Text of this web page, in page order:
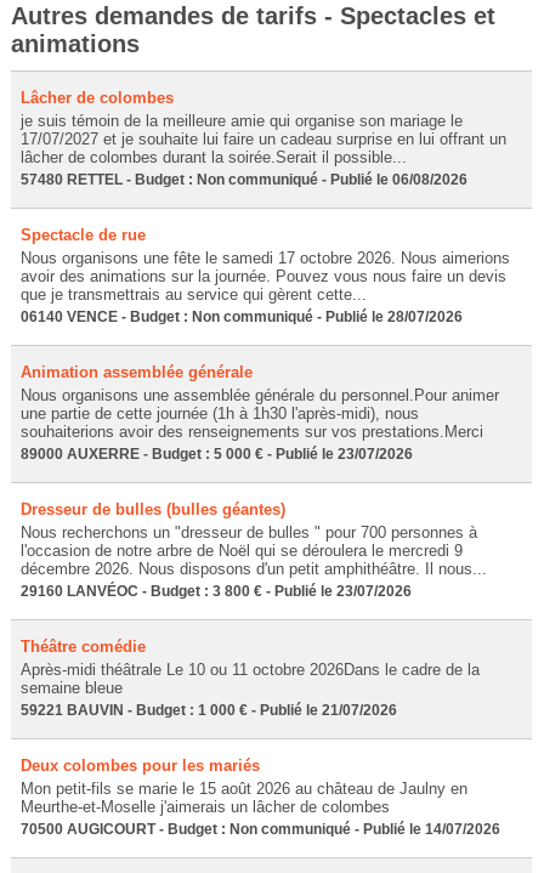
Autres demandes de tarifs - Spectacles et
animations
Lâcher de colombes
je suis témoin de la meilleure amie qui organise son mariage le
17/07/2027 et je souhaite lui faire un cadeau surprise en lui offrant un
lâcher de colombes durant la soirée.Serait il possible...
57480 RETTEL - Budget : Non communiqué - Publié le 06/08/2026
Spectacle de rue
Nous organisons une fête le samedi 17 octobre 2026. Nous aimerions
avoir des animations sur la journée. Pouvez vous nous faire un devis
que je transmettrais au service qui gèrent cette...
06140 VENCE - Budget : Non communiqué - Publié le 28/07/2026
Animation assemblée générale
Nous organisons une assemblée générale du personnel.Pour animer
une partie de cette journée (1h à 1h30 l'après-midi), nous
souhaiterions avoir des renseignements sur vos prestations.Merci
89000 AUXERRE - Budget : 5 000 € - Publié le 23/07/2026
Dresseur de bulles (bulles géantes)
Nous recherchons un "dresseur de bulles " pour 700 personnes à
l'occasion de notre arbre de Noël qui se déroulera le mercredi 9
décembre 2026. Nous disposons d'un petit amphithéâtre. Il nous...
29160 LANVÉOC - Budget : 3 800 € - Publié le 23/07/2026
Théâtre comédie
Après-midi théâtrale Le 10 ou 11 octobre 2026Dans le cadre de la
semaine bleue
59221 BAUVIN - Budget : 1 000 € - Publié le 21/07/2026
Deux colombes pour les mariés
Mon petit-fils se marie le 15 août 2026 au château de Jaulny en
Meurthe-et-Moselle j'aimerais un lâcher de colombes
70500 AUGICOURT - Budget : Non communiqué - Publié le 14/07/2026